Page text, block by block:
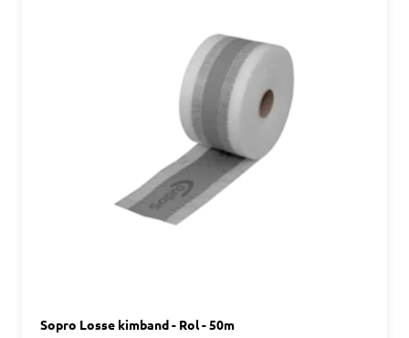
Sopro Losse kimband - Rol - 50m